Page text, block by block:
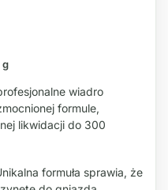
g
wiadro
formule,
likwidacji do 300
formuła sprawia, że